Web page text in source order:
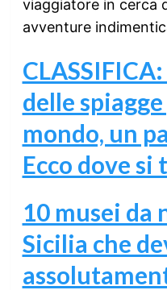
viaggiatore in cerca
avventure
delle
mondo, un
Ecco dove si
10 musei da
Sicilia che